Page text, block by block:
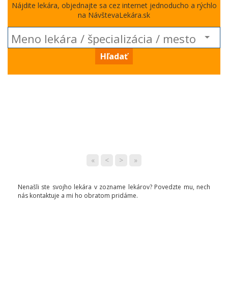
Nájdite lekára, objednajte sa cez internet jednoducho a rýchlo
na NávštevaLekára.sk
Hľadať
« < > »
Nenašli ste svojho lekára v zozname lekárov? Povedzte mu, nech
nás kontaktuje a mi ho obratom pridáme.